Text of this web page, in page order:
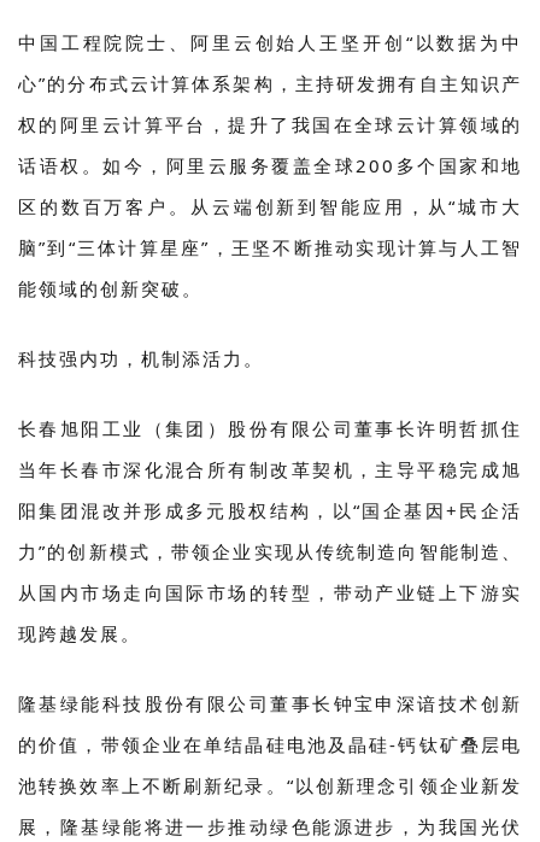
中国工程院院士、阿里云创始人王坚开创“以数据为中
心”的分布式云计算体系架构，主持研发拥有自主知识产
权的阿里云计算平台，提升了我国在全球云计算领域的
话语权。如今，阿里云服务覆盖全球200多个国家和地
区的数百万客户。从云端创新到智能应用，从“城市大
脑”到“三体计算星座”，王坚不断推动实现计算与人工智
能领域的创新突破。
科技强内功，机制添活力。
长春旭阳工业（集团）股份有限公司董事长许明哲抓住
当年长春市深化混合所有制改革契机，主导平稳完成旭
阳集团混改并形成多元股权结构，以“国企基因+民企活
力”的创新模式，带领企业实现从传统制造向智能制造、
从国内市场走向国际市场的转型，带动产业链上下游实
现跨越发展。
隆基绿能科技股份有限公司董事长钟宝申深谙技术创新
的价值，带领企业在单结晶硅电池及晶硅-钙钛矿叠层电
池转换效率上不断刷新纪录。“以创新理念引领企业新发
展，隆基绿能将进一步推动绿色能源进步，为我国光伏